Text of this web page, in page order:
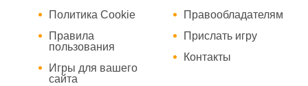
Политика Cookie
Правила
пользования
Игры для вашего
сайта
Правообладателям
Прислать игру
Контакты